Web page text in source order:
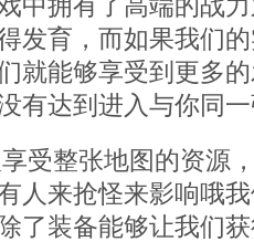
发育，而如果我们
就能够享受到更多
有达到进入与你同
受整张地图的资源
人来抢怪来影响哦
了装备能够让我们